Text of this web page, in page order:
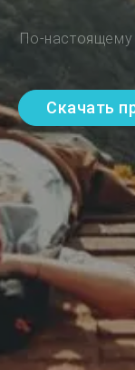
По-
Скачать